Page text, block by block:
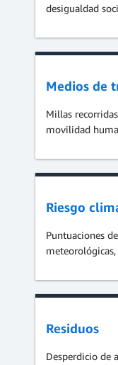
desigualdad
Medios de
Millas
movilidad
Riesgo
Puntuaciones
Residuos
Desperdicio de